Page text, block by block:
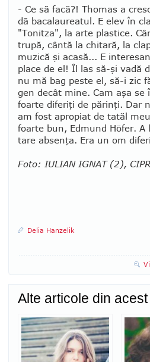
- Ce să facă?! Thomas a
dă bacalaureatul. E elev în
"Tonitza", la arte plastice.
trupă, cântă la chitară, la
muzică şi acasă... E
place de el! Îl las să-şi vadă
nu mă bag peste el, să-i zic
gen decât mi­ne. Cam aşa
foarte diferiţi de părinţi. Dar
am fost apropiat de tatăl
foarte bun, Edmund Höfer.
tare absenţa. Era un om
Foto: IULIAN IGNAT (2),
Delia Hanzelik
Alte articole din